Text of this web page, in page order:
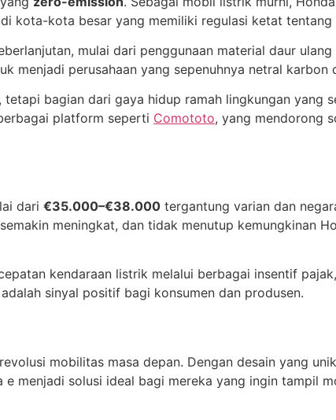
kota-kota besar yang memiliki regulasi ketat tentang
mulai dari penggunaan material daur
menjadi perusahaan yang sepenuhnya netral karbon
bagian dari gaya hidup ramah lingkungan yang
platform seperti Comototo, yang mendorong
dari €35.000–€38.000 tergantung varian dan
meningkat, dan tidak menutup kemungkinan
kendaraan listrik melalui berbagai insentif
sinyal positif bagi konsumen dan produsen.
mobilitas masa depan. Dengan desain yang
menjadi solusi ideal bagi mereka yang ingin tampil